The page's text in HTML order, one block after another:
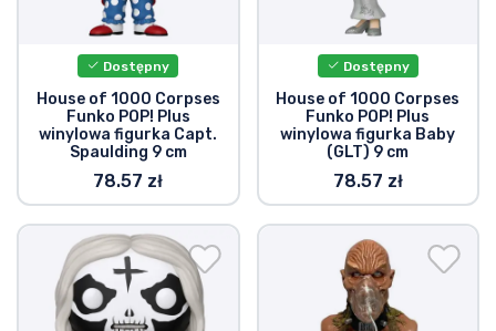
Dostępny
House of 1000 Corpses
Funko POP! Plus
winylowa figurka Capt.
Spaulding 9 cm
78.57 zł
Dostępny
House of 1000 Corpses
Funko POP! Plus
winylowa figurka Baby
(GLT) 9 cm
78.57 zł
Rzeczy seryjne
Rzeczy filmowe
Wspaniałe rzeczy
Rzeczy z anime
Rzeczy dla graczy